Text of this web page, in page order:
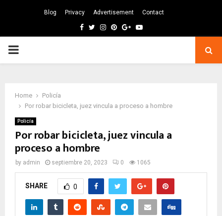
Blog Privacy Advertisement Contact
Facebook
TwitterInstagram
Pinterest
GoogleYoutube
PRIMARY
Home
Policía
Por robar bicicleta, juez vincula a proceso a hombre
Policía
Por robar bicicleta, juez vincula a
proceso a hombre
by admin septiembre 20, 2023 0 1065
SHARE 0